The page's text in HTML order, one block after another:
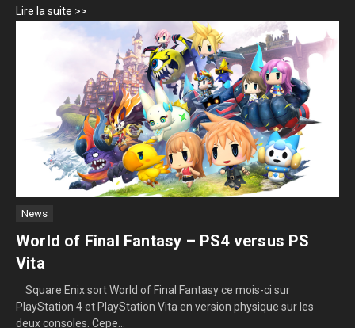
Lire la suite >>
News
World of Final Fantasy – PS4 versus PS
Vita
Square Enix sort World of Final Fantasy ce mois-ci sur
PlayStation 4 et PlayStation Vita en version physique sur les
deux consoles. Cepe...